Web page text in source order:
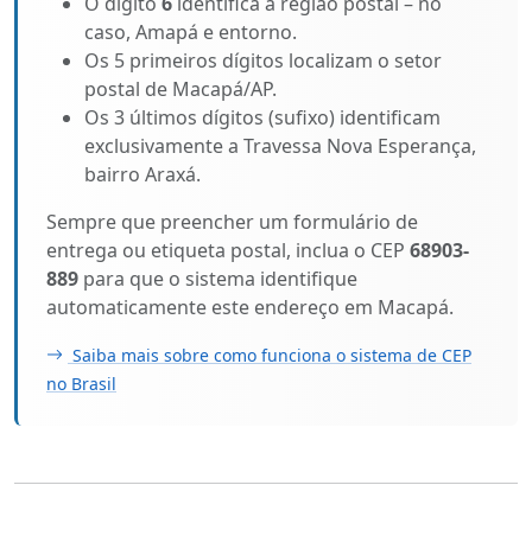
caso, Amapá e entorno.
Os 5 primeiros dígitos localizam o setor
postal de Macapá/AP.
Os 3 últimos dígitos (sufixo) identificam
exclusivamente a Travessa Nova Esperança,
bairro Araxá.
Sempre que preencher um formulário de
entrega ou etiqueta postal, inclua o CEP 68903-
889 para que o sistema identifique
automaticamente este endereço em Macapá.
Saiba mais sobre como funciona o sistema de CEP
no Brasil